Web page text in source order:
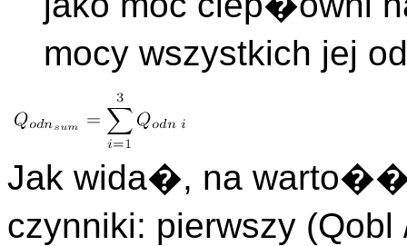
mocy wszystkich jej
Jak wida�, na
czynniki: pierwszy